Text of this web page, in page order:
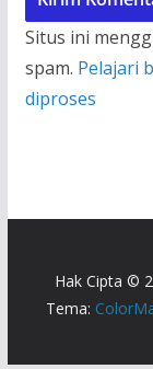
Situs ini
spam. Pelajari
diproses
Hak Cipta ©
Tema: